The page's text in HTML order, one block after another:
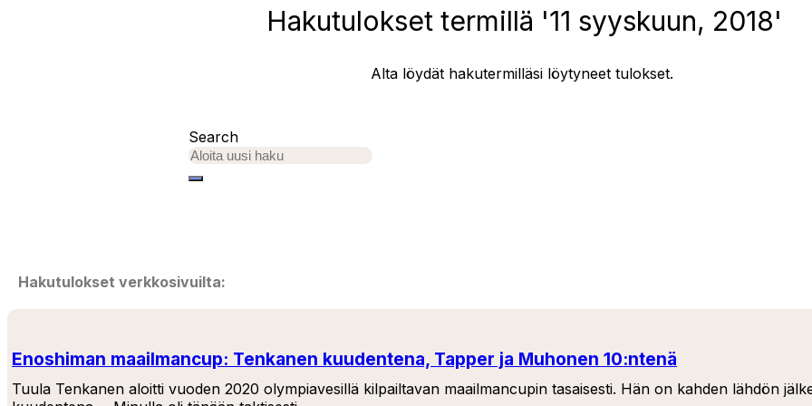
Hakutulokset termillä '11 syyskuun, 2018'
Alta löydät hakutermilläsi löytyneet tulokset.
Search
Hakutulokset verkkosivuilta:
Enoshiman maailmancup: Tenkanen kuudentena, Tapper ja Muhonen 10:ntenä
Tuula Tenkanen aloitti vuoden 2020 olympiavesillä kilpailtavan maailmancupin tasaisesti. Hän on kahden lähdön